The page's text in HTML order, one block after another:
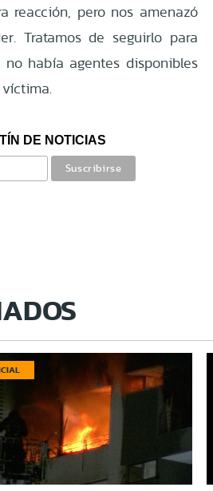
reacción, pero nos amenazó
Tratamos de seguirlo para
había agentes disponibles
DE NOTICIAS